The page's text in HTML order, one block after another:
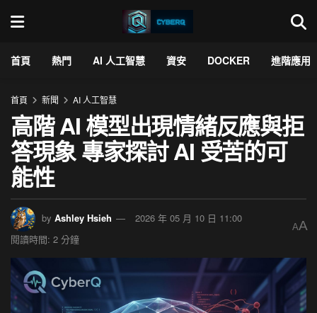
首頁 熱門 AI 人工智慧 資安 DOCKER 進階應用
首頁 新聞 AI 人工智慧
高階 AI 模型出現情緒反應與拒
答現象 專家探討 AI 受苦的可
能性
by Ashley Hsieh
2026 年 05 月 10 日 11:00
閱讀時間: 2 分鐘
AA